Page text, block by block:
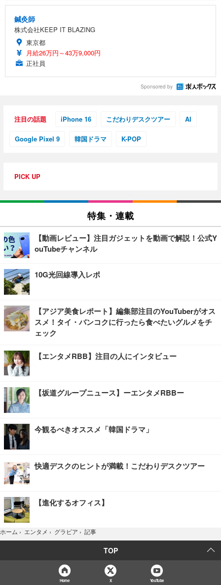
鍼灸師
株式会社KEEP IT BLAZING
東京都
月給26万円～43万9,000円
正社員
Sponsored by
注目の話題 iPhone 16 こだわりデスクツアー AI
Google Pixel 9 韓国ドラマ K-POP
PICK UP
特集・連載
【動画レビュー】注目ガジェットを動画で解説！公式Y
ouTubeチャンネル
10G光回線導入レポ
【アジア美食レポート】編集部注目のYouTuberがオス
スメ！タイ・バンコクに行ったら食べたいグルメをチ
ェック
【エンタメRBB】注目の人にインタビュー
【坂道グループニュース】ーエンタメRBBー
今観るべきオススメ「韓国ドラマ」
快適デスクのヒントが満載！こだわりデスクツアー
【進化するオフィス】
ホーム › エンタメ › グラビア › 記事
TOP
Home X YouTube